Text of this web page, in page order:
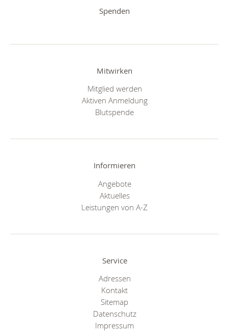
Spenden
Mitwirken
Mitglied werden
Aktiven Anmeldung
Blutspende
Informieren
Angebote
Aktuelles
Leistungen von A-Z
Service
Adressen
Kontakt
Sitemap
Datenschutz
Impressum